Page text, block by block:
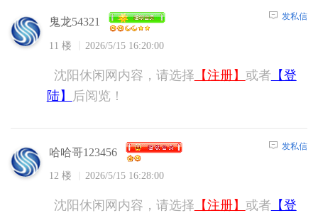
鬼龙54321
11 楼 2026/5/15 16:20:00
发私信
沈阳休闲网内容，请选择 【注册】 或者 【登
陆】
后阅览！
哈哈哥123456
12 楼 2026/5/15 16:28:00
发私信
沈阳休闲网内容，请选择 【注册】 或者 【登